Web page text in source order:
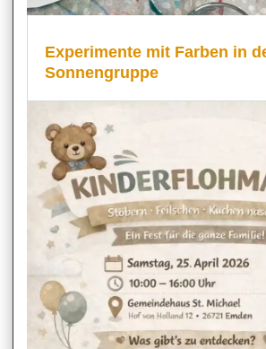
Experimente mit Farben in
Sonnengruppe